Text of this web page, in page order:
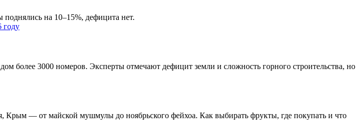
на 10–15%, дефицита нет.
более 3000 номеров. Эксперты отмечают дефицит земли и сложность горного строительства, но
Крым — от майской мушмулы до ноябрьского фейхоа. Как выбирать фрукты, где покупать и что